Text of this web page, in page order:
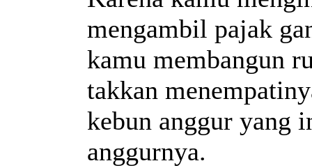
mengambil pajak
kamu membangun
takkan
kebun anggur yang
anggurnya.